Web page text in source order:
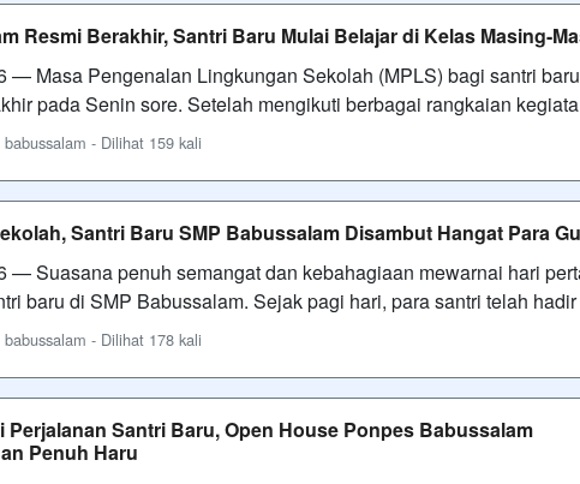
Resmi Berakhir, Santri Baru Mulai Belajar di Kelas Masing-
— Masa Pengenalan Lingkungan Sekolah (MPLS) bagi santri
pada Senin sore. Setelah mengikuti berbagai rangkaian
- Dilihat 159 kali
Santri Baru SMP Babussalam Disambut Hangat Para
— Suasana penuh semangat dan kebahagiaan mewarnai hari
baru di SMP Babussalam. Sejak pagi hari, para santri telah hadir
- Dilihat 178 kali
Santri Baru, Open House Ponpes Babussalam
Penuh Haru